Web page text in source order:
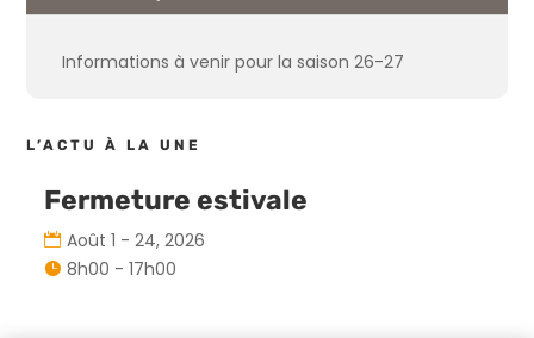
Informations à venir pour la saison 26-27
L’ACTU À LA UNE
Fermeture estivale
Août 1 - 24, 2026
8h00 - 17h00